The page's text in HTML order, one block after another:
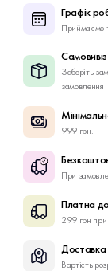
Графік
Приймаємо
Самовивіз
Заберіть
замовлення
999 грн.
При
Платна
299 грн при
Доставка
Вартість